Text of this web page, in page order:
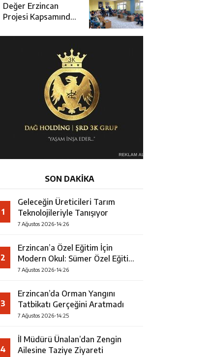
Toplantısı
Değer Erzincan
Projesi Kapsamında
Eğitimi
SON DAKİKA
1
Geleceğin Üreticileri Tarım
Teknolojileriyle Tanışıyor
7 Ağustos 2026-14:26
2
Erzincan’a Özel Eğitim İçin
Modern Okul: Sümer Özel Eğitim
Meslek Okulu Protokolü
7 Ağustos 2026-14:26
3
Erzincan’da Orman Yangını
Tatbikatı Gerçeğini Aratmadı
7 Ağustos 2026-14:25
4
İl Müdürü Ünalan’dan Zengin
Ailesine Taziye Ziyareti